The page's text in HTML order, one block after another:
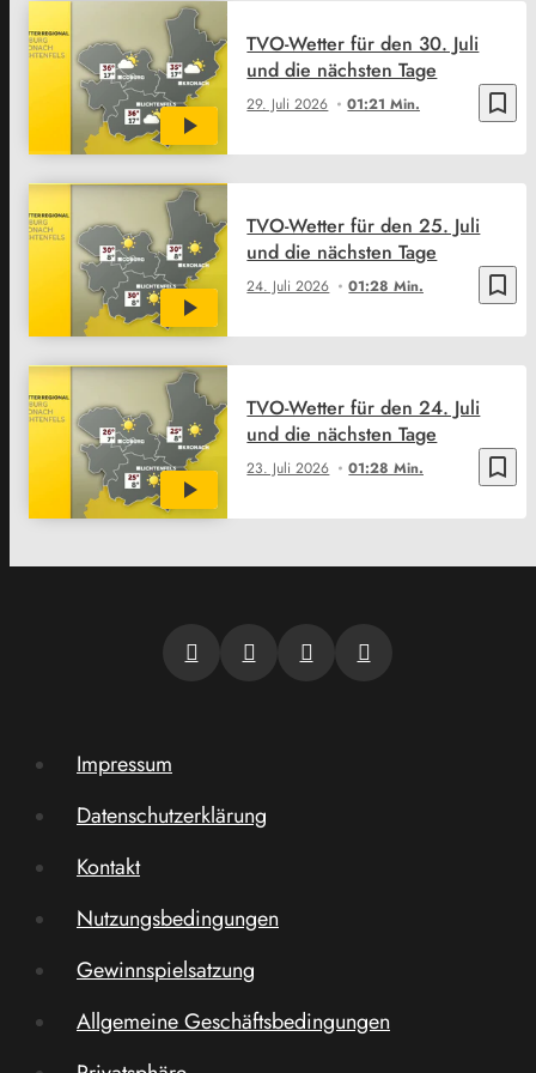
bookmark_border
29. Juli 2026 01:21 Min.
TVO-Wetter für den 30. Juli
und die nächsten Tage
bookmark_border
24. Juli 2026 01:28 Min.
TVO-Wetter für den 25. Juli
und die nächsten Tage
bookmark_border
23. Juli 2026 01:28 Min.
TVO-Wetter für den 24. Juli
und die nächsten Tage
Impressum
Datenschutzerklärung
Kontakt
Nutzungsbedingungen
Gewinnspielsatzung
Allgemeine Geschäftsbedingungen